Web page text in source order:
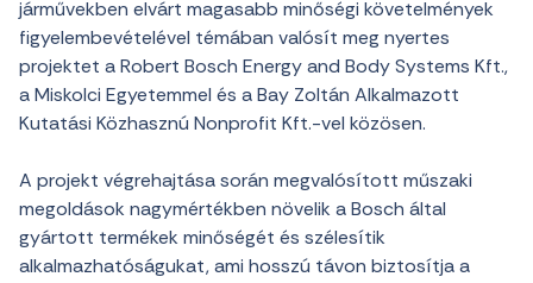
járművekben elvárt magasabb minőségi követelmények
figyelembevételével témában valósít meg nyertes
projektet a Robert Bosch Energy and Body Systems Kft.,
a Miskolci Egyetemmel és a Bay Zoltán Alkalmazott
Kutatási Közhasznú Nonprofit Kft.-vel közösen.
A projekt végrehajtása során megvalósított műszaki
megoldások nagymértékben növelik a Bosch által
gyártott termékek minőségét és szélesítik
alkalmazhatóságukat, ami hosszú távon biztosítja a